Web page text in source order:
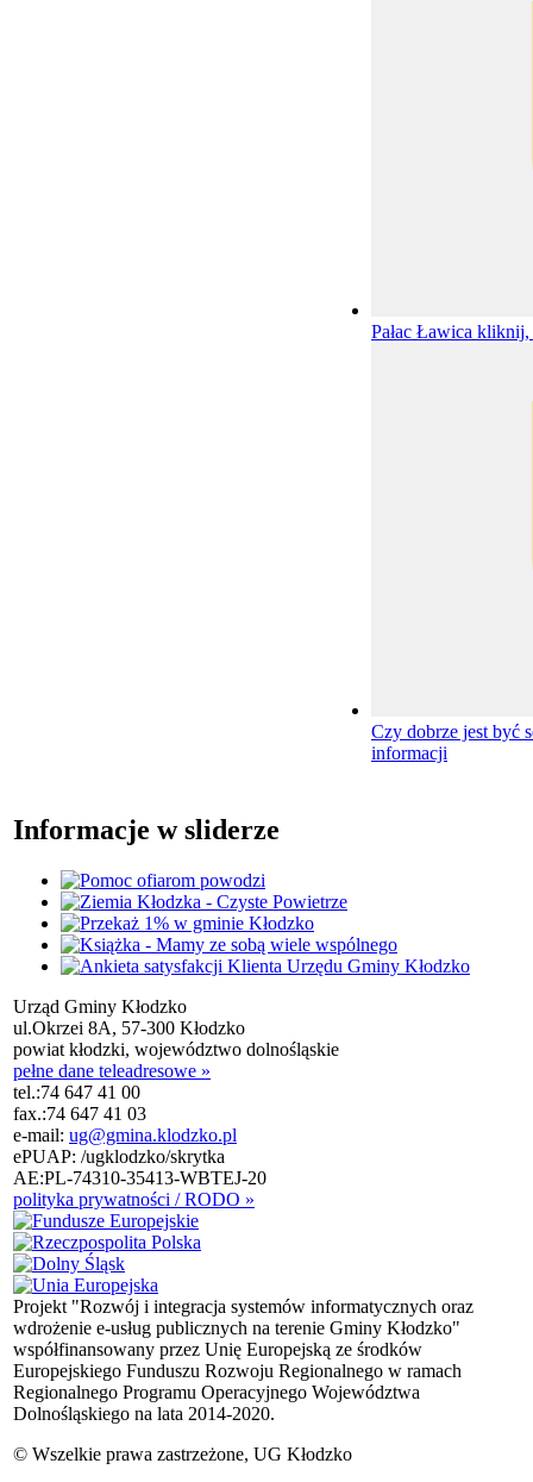
Pałac Ławica kliknij,
Czy dobrze jest być
informacji
Informacje w sliderze
Urząd Gminy Kłodzko
ul.Okrzei 8A, 57-300 Kłodzko
powiat kłodzki, województwo dolnośląskie
pełne dane teleadresowe »
tel.:74 647 41 00
fax.:74 647 41 03
e-mail: ug@gmina.klodzko.pl
ePUAP: /ugklodzko/skrytka
AE:PL-74310-35413-WBTEJ-20
polityka prywatności / RODO »
Projekt "Rozwój i integracja systemów informatycznych oraz
wdrożenie e-usług publicznych na terenie Gminy Kłodzko"
współfinansowany przez Unię Europejską ze środków
Europejskiego Funduszu Rozwoju Regionalnego w ramach
Regionalnego Programu Operacyjnego Województwa
Dolnośląskiego na lata 2014-2020.
© Wszelkie prawa zastrzeżone, UG Kłodzko